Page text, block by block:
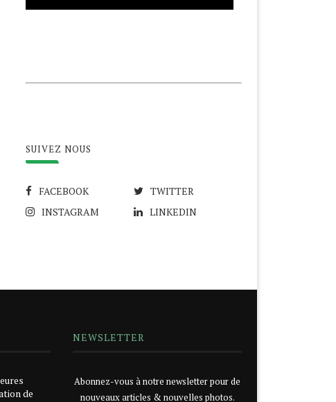
SUIVEZ NOUS
FACEBOOK
TWITTER
INSTAGRAM
LINKEDIN
de
NEWSLETTER
Abonnez-vous à notre newsletter pour de
nouveaux articles & nouvelles photos.